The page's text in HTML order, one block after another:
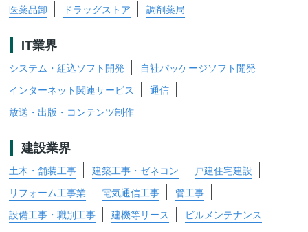
医薬品卸 ドラッグストア 調剤薬局
IT業界
システム・組込ソフト開発
自社パッケージソフト開発
インターネット関連サービス
通信
放送・出版・コンテンツ制作
建設業界
土木・舗装工事 建築工事・ゼネコン
戸建住宅建設
リフォーム工事業
電気通信工事
管工事
設備工事・職別工事
建機等リース ビルメンテナンス